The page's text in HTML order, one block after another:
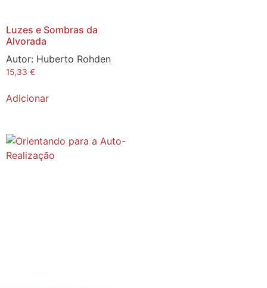
Luzes e Sombras da
Alvorada
Autor: Huberto Rohden
15,33 €
Adicionar